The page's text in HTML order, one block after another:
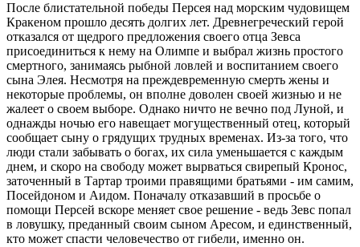
После блистательной победы Персея над морским чудовищем
Кракеном прошло десять долгих лет. Древнегреческий герой
отказался от щедрого предложения своего отца Зевса
присоединиться к нему на Олимпе и выбрал жизнь простого
смертного, занимаясь рыбной ловлей и воспитанием своего
сына Элея. Несмотря на преждевременную смерть жены и
некоторые проблемы, он вполне доволен своей жизнью и не
жалеет о своем выборе. Однако ничто не вечно под Луной, и
однажды ночью его навещает могущественный отец, который
сообщает сыну о грядущих трудных временах. Из-за того, что
люди стали забывать о богах, их сила уменьшается с каждым
днем, и скоро на свободу может вырваться свирепый Кронос,
заточенный в Тартар троими правящими братьями - им самим,
Посейдоном и Аидом. Поначалу отказавший в просьбе о
помощи Персей вскоре меняет свое решение - ведь Зевс попал
в ловушку, преданный своим сыном Аресом, и единственный,
кто может спасти человечество от гибели, именно он.